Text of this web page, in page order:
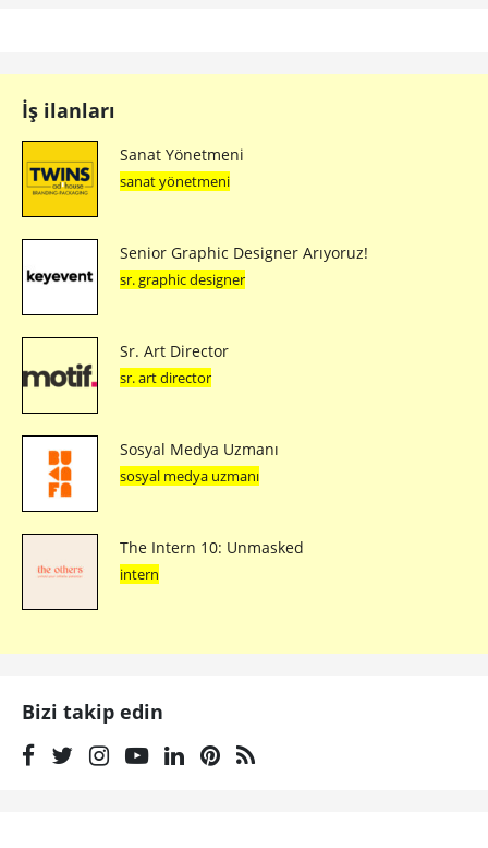
İş ilanları
Sanat Yönetmeni
sanat yönetmeni
Senior Graphic Designer Arıyoruz!
sr. graphic designer
Sr. Art Director
sr. art director
Sosyal Medya Uzmanı
sosyal medya uzmanı
The Intern 10: Unmasked
intern
Bizi takip edin